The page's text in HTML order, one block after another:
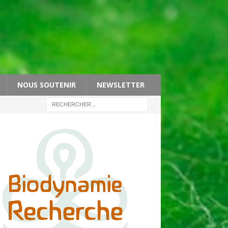
NOUS SOUTENIR NEWSLETTER